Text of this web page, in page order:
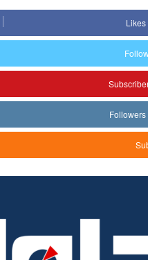
Likes
Followers